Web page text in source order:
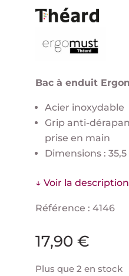
Bac à enduit
Acier inoxydable
Grip anti-
prise en main
Dimensions : 35,5
↓ Voir la
Référence : 4146
17,90 €
Plus que 2 en stock